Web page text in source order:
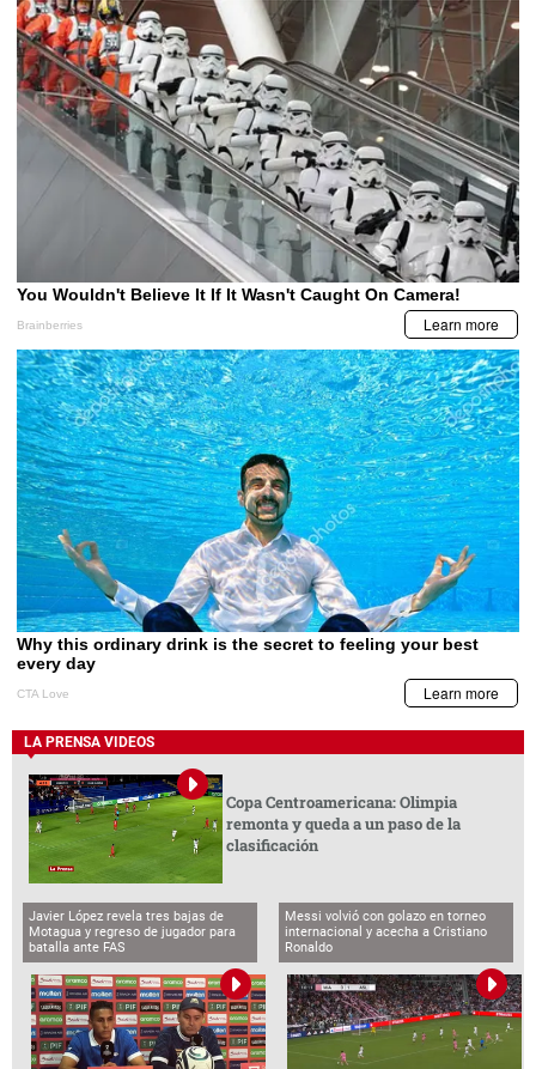
LA PRENSA VIDEOS
Copa Centroamericana: Olimpia
remonta y queda a un paso de la
clasificación
Javier López revela tres bajas de
Motagua y regreso de jugador para
batalla ante FAS
Messi volvió con golazo en torneo
internacional y acecha a Cristiano
Ronaldo